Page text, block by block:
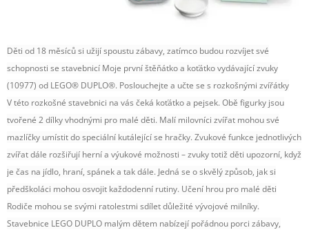
Děti od 18 měsíců si užijí spoustu zábavy, zatímco budou rozvíjet své
schopnosti se stavebnicí Moje první štěňátko a koťátko vydávající zvuky
(10977) od LEGO® DUPLO®. Poslouchejte a učte se s rozkošnými zvířátky
V této rozkošné stavebnici na vás čeká koťátko a pejsek. Obě figurky jsou
tvořené 2 dílky vhodnými pro malé děti. Malí milovníci zvířat mohou své
mazlíčky umístit do speciální kutálející se hračky. Zvukové funkce jednotlivých
zvířat dále rozšiřují herní a výukové možnosti – zvuky totiž děti upozorní, když
je čas na jídlo, hraní, spánek a tak dále. Jedná se o skvělý způsob, jak si
předškoláci mohou osvojit každodenní rutiny. Učení hrou pro malé děti
Rodiče mohou se svými ratolestmi sdílet důležité vývojové milníky.
Stavebnice LEGO DUPLO malým dětem nabízejí pořádnou porci zábavy,